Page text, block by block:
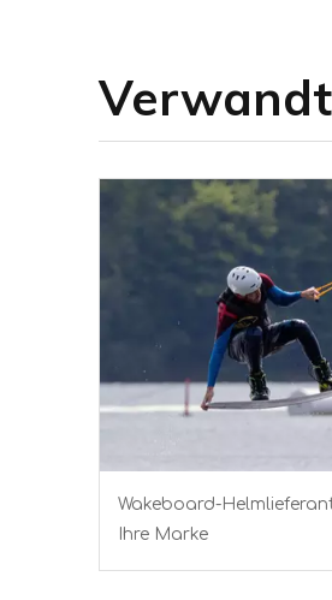
Wakeboard-
Ihre Marke